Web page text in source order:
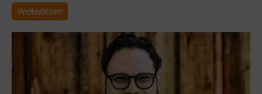
Weiterlesen